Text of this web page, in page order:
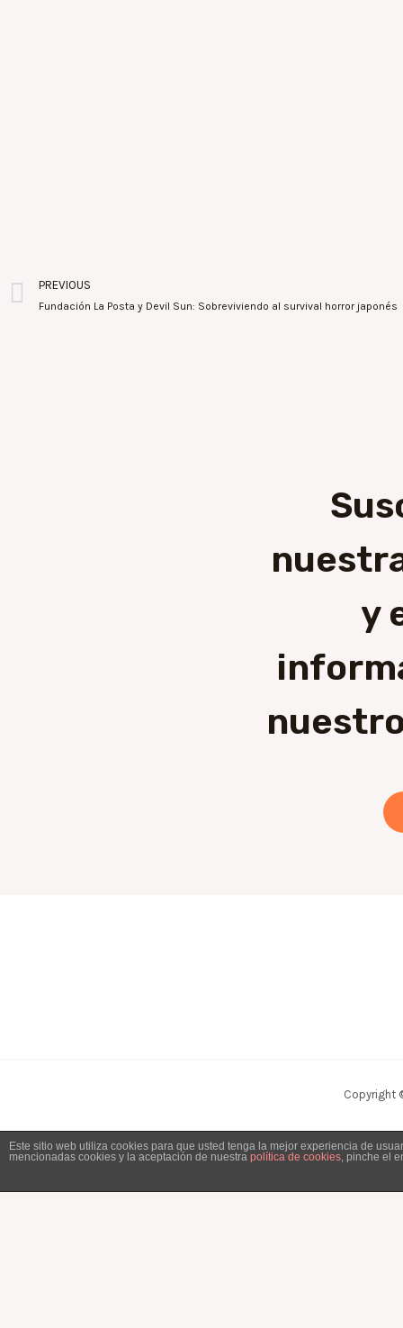
PREVIOUS
Fundación La Posta y Devil Sun: Sobreviviendo al survival horror japonés
y
Copyright
Este sitio web utiliza cookies para que usted tenga la mejor experiencia de
mencionadas cookies y la aceptación de nuestra política de cookies, pinche el